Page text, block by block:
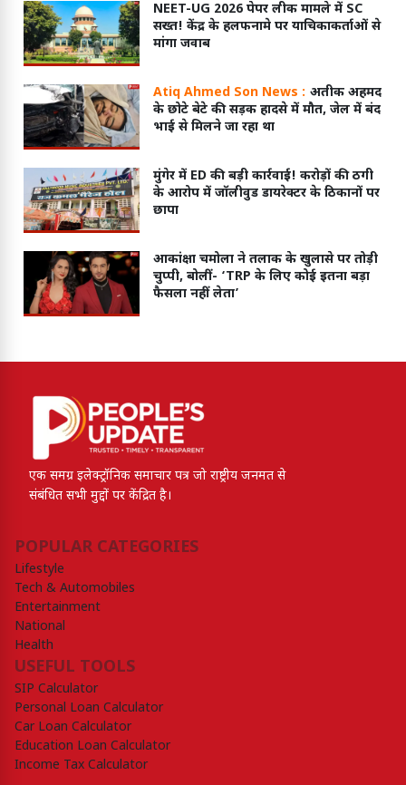
NEET-UG 2026 पेपर लीक मामले में SC
सख्त! केंद्र के हलफनामे पर याचिकाकर्ताओं से
मांगा जवाब
Atiq Ahmed Son News : अतीक अहमद
के छोटे बेटे की सड़क हादसे में मौत, जेल में बंद
भाई से मिलने जा रहा था
मुंगेर में ED की बड़ी कार्रवाई! करोड़ों की ठगी
के आरोप में जॉलीवुड डायरेक्टर के ठिकानों पर
छापा
आकांक्षा चमोला ने तलाक के खुलासे पर तोड़ी
चुप्पी, बोलीं- ‘TRP के लिए कोई इतना बड़ा
फैसला नहीं लेता’
एक समग्र इलेक्ट्रॉनिक समाचार पत्र जो राष्ट्रीय जनमत से
संबंधित सभी मुद्दों पर केंद्रित है।
POPULAR CATEGORIES
Lifestyle
Tech & Automobiles
Entertainment
National
Health
USEFUL TOOLS
SIP Calculator
Personal Loan Calculator
Car Loan Calculator
Education Loan Calculator
Income Tax Calculator